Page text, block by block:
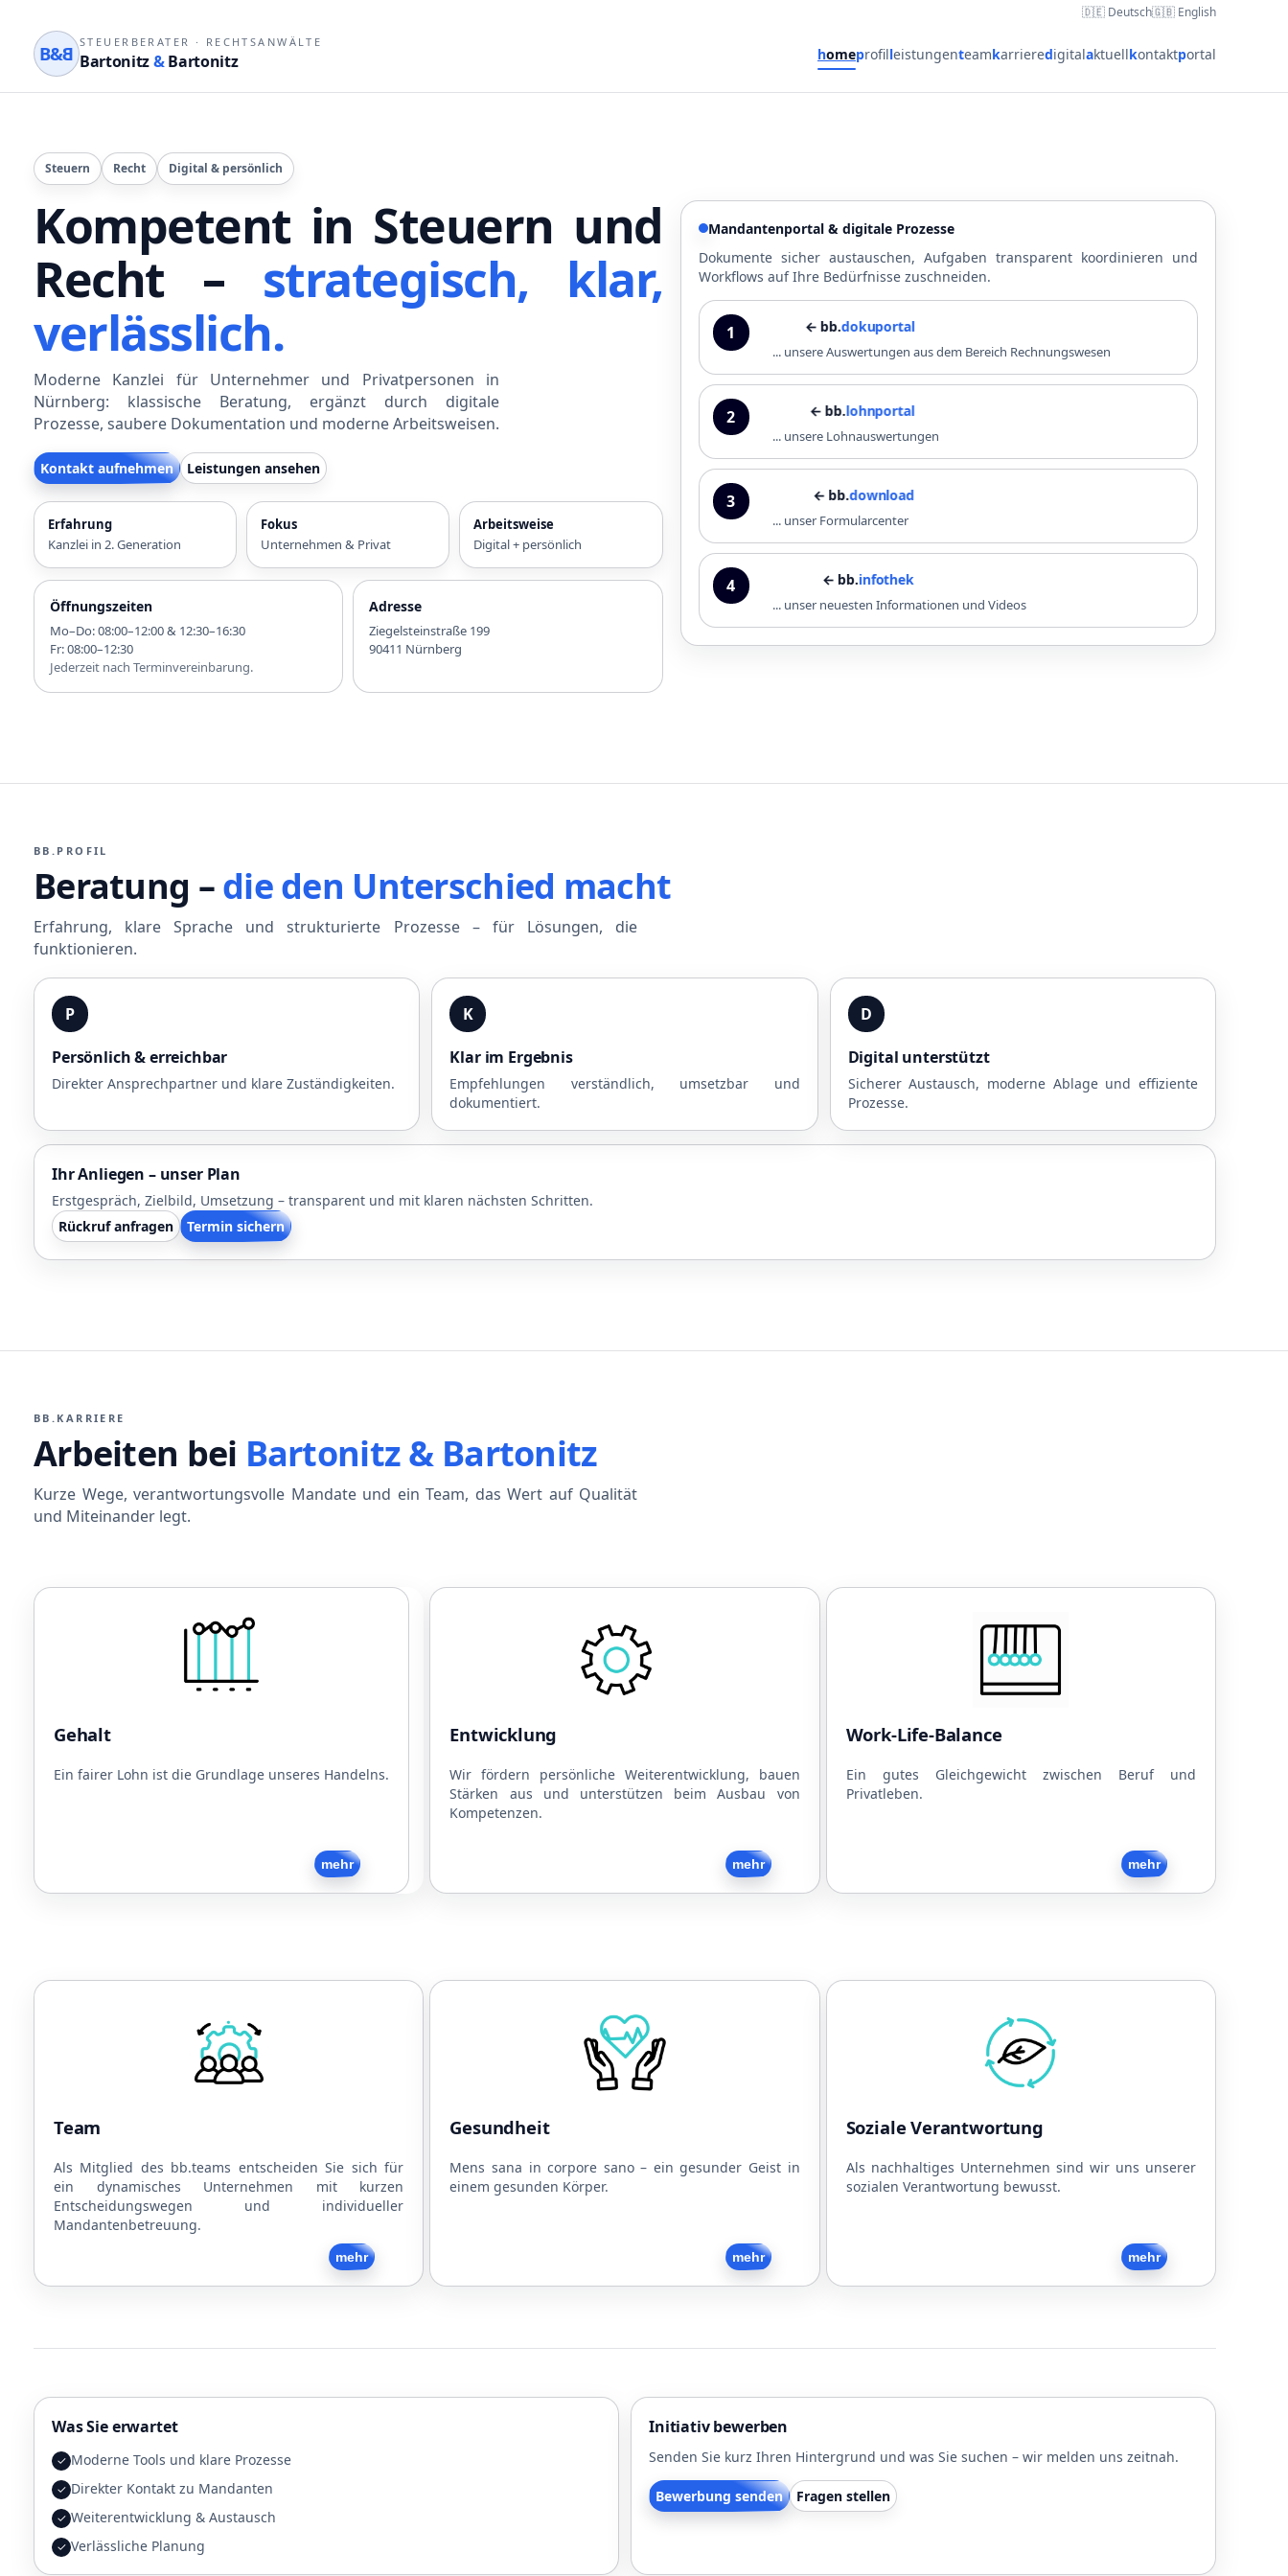
🇩🇪 Deutsch🇬🇧 English
B&B STEUERBERATER · RECHTSANWÄLTE
Bartonitz&Bartonitz homeprofilleistungenteamkarrieredigitalaktuellkontaktportal
Steuern Recht Digital & persönlich
Kompetent in Steuern und
Recht – strategisch, klar,
verlässlich.
Moderne Kanzlei für Unternehmer und Privatpersonen in
Nürnberg: klassische Beratung, ergänzt durch digitale
Prozesse, saubere Dokumentation und moderne Arbeitsweisen.
Kontakt aufnehmen Leistungen ansehen
Erfahrung
Kanzlei in 2. Generation
Fokus
Unternehmen & Privat
Arbeitsweise
Digital + persönlich
Öffnungszeiten
Mo–Do: 08:00–12:00 & 12:30–16:30
Fr: 08:00–12:30
Jederzeit nach Terminvereinbarung.
Adresse
Ziegelsteinstraße 199
90411 Nürnberg
Mandantenportal & digitale Prozesse
Dokumente sicher austauschen, Aufgaben transparent koordinieren und
Workflows auf Ihre Bedürfnisse zuschneiden.
1 ← bb.dokuportal
... unsere Auswertungen aus dem Bereich Rechnungswesen
2 ← bb.lohnportal
... unsere Lohnauswertungen
3 download
... unser Formularcenter
4 infothek
... unser neuesten Informationen und Videos
BB.PROFIL
Beratung –die den Unterschied macht
Erfahrung, klare Sprache und strukturierte Prozesse – für Lösungen, die
funktionieren.
P
Persönlich & erreichbar
Direkter Ansprechpartner und klare Zuständigkeiten.
K
Klar im Ergebnis
Empfehlungen verständlich, umsetzbar und
dokumentiert.
D
Digital unterstützt
Sicherer Austausch, moderne Ablage und effiziente
Prozesse.
Ihr Anliegen – unser Plan
Erstgespräch, Zielbild, Umsetzung – transparent und mit klaren nächsten Schritten.
Rückruf anfragen
Termin sichern
BB.KARRIERE
Arbeiten bei Bartonitz & Bartonitz
Kurze Wege, verantwortungsvolle Mandate und ein Team, das Wert auf Qualität
und Miteinander legt.
Gehalt
Ein fairer Lohn ist die Grundlage unseres Handelns.
mehr
Betriebliche Altersvorsorge
Dienstfahrzeug (Rad/PKW)
Kostenlose Snacks und Getränke
Entwicklung
Wir fördern persönliche Weiterentwicklung, bauen
Stärken aus und unterstützen beim Ausbau von
Kompetenzen.
mehr
Einführungsprogramm zu Beginn
Fester Ansprechpartner für die
Interne und externe Schulungen
Strukturierte Arbeitsabläufe
Flache Hierarchien
Work-Life-Balance
Ein gutes Gleichgewicht zwischen Beruf und
Privatleben.
mehr
Flexible Arbeitszeiten
4,5-Tage-Woche
Teilzeitmodelle
Hund im Büro
Team
Als Mitglied des bb.teams entscheiden Sie sich für
ein dynamisches Unternehmen mit kurzen
Entscheidungswegen und individueller
Mandantenbetreuung.
mehr
Sport
Gemeinsames Essen
Gesundheit
Mens sana in corpore sano – ein gesunder Geist in
einem gesunden Körper.
mehr
Kooperationen mit Physiotherapeuten
Kooperationen mit Ärzten
Kooperationen mit Fitnesscentern
Soziale Verantwortung
Als nachhaltiges Unternehmen sind wir uns unserer
sozialen Verantwortung bewusst.
mehr
Nachhaltige Unternehmensführung
Strom aus eigener PV-Anlage
Soziales Engagement
Was Sie erwartet
✓ Moderne Tools und klare Prozesse
✓ Direkter Kontakt zu Mandanten
✓ Weiterentwicklung & Austausch
✓ Verlässliche Planung
Initiativ bewerben
Senden Sie kurz Ihren Hintergrund und was Sie suchen – wir melden uns zeitnah.
Bewerbung senden Fragen stellen